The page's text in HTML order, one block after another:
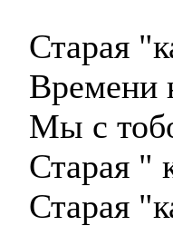
Старая
Времени
Мы с
Старая "
Старая